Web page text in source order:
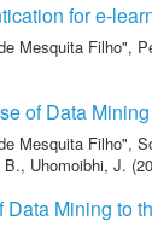
for e-
Mesquita Filho",
of Data
Mesquita Filho",
B., Uhomoibhi, J.
Mining to